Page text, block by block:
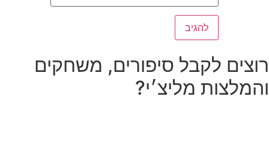
רוצים לקבל סיפורים, משחקים
והמלצות מליצ׳י?